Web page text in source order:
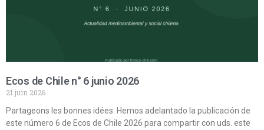
Ecos de Chile n° 6 junio 2026
21 juin 2026
Partageons les bonnes idées. Hemos adelantado la publicación de
este número 6 de Ecos de Chile 2026 para compartir con uds. este